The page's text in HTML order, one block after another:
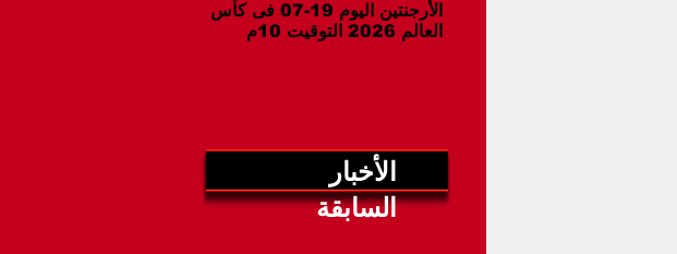
الأرجنتين اليوم 19-07 فى كأس
العالم 2026 التوقيت 10م
الأخبار
السابقة